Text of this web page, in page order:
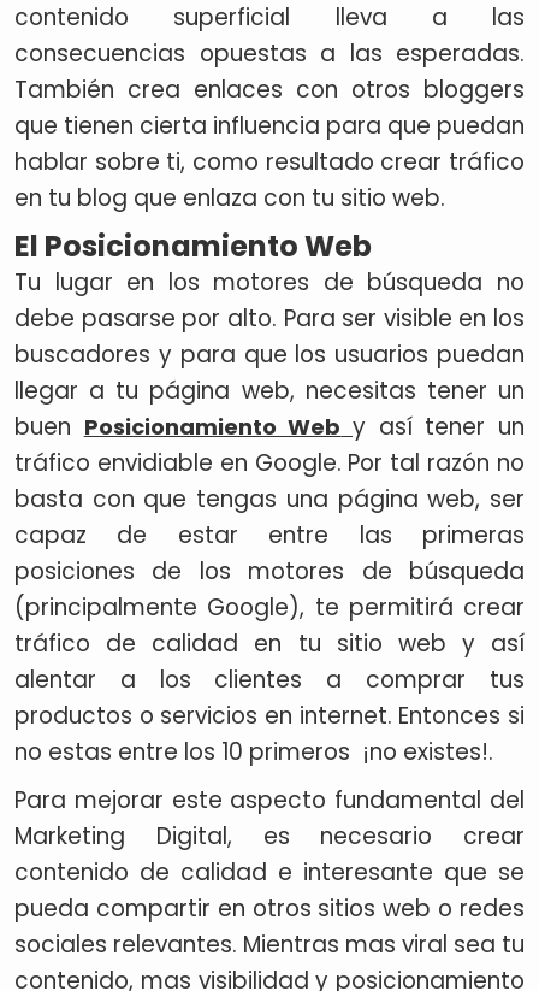
contenido superficial lleva a las
consecuencias opuestas a las esperadas.
También crea enlaces con otros bloggers
que tienen cierta influencia para que puedan
hablar sobre ti, como resultado crear tráfico
en tu blog que enlaza con tu sitio web.
El Posicionamiento Web
Tu lugar en los motores de búsqueda no
debe pasarse por alto. Para ser visible en los
buscadores y para que los usuarios puedan
llegar a tu página web, necesitas tener un
buen Posicionamiento Web y así tener un
tráfico envidiable en Google. Por tal razón no
basta con que tengas una página web, ser
capaz de estar entre las primeras
posiciones de los motores de búsqueda
(principalmente Google), te permitirá crear
tráfico de calidad en tu sitio web y así
alentar a los clientes a comprar tus
productos o servicios en internet. Entonces si
no estas entre los 10 primeros ¡no existes!.
Para mejorar este aspecto fundamental del
Marketing Digital, es necesario crear
contenido de calidad e interesante que se
pueda compartir en otros sitios web o redes
sociales relevantes. Mientras mas viral sea tu
contenido, mas visibilidad y posicionamiento